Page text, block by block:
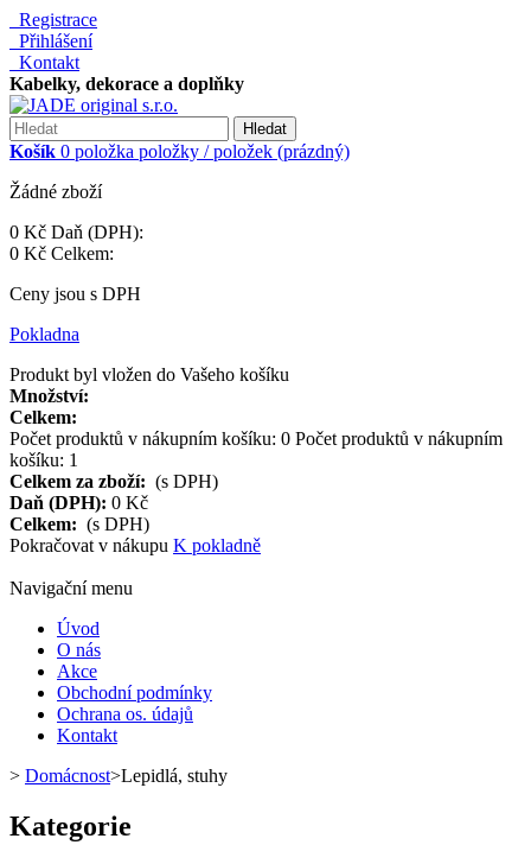
Registrace
Přihlášení
Kontakt
Kabelky, dekorace a doplňky
Hledat
Košík 0 položka položky / položek (prázdný)
Žádné zboží
0 Kč Daň (DPH):
0 Kč Celkem:
Ceny jsou s DPH
Pokladna
Produkt byl vložen do Vašeho košíku
Množství:
Celkem:
Počet produktů v nákupním košíku: 0 Počet produktů v nákupním
košíku: 1
Celkem za zboží: (s DPH)
Daň (DPH): 0 Kč
Celkem: (s DPH)
Pokračovat v nákupu K pokladně
Navigační menu
Úvod
O nás
Akce
Obchodní podmínky
Ochrana os. údajů
Kontakt
> Domácnost>Lepidlá, stuhy
Kategorie